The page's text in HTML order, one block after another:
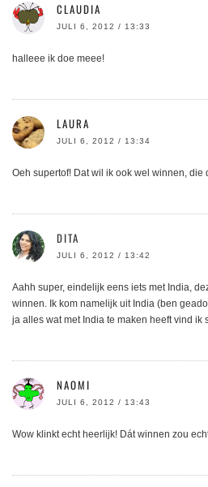
CLAUDIA
JULI 6, 2012 / 13:33
halleee ik doe meee!
LAURA
JULI 6, 2012 / 13:34
Oeh supertof! Dat wil ik ook wel winnen,
DITA
JULI 6, 2012 / 13:42
Aahh super, eindelijk eens iets met India,
winnen. Ik kom namelijk uit India (ben
ja alles wat met India te maken heeft vind ik
NAOMI
JULI 6, 2012 / 13:43
Wow klinkt echt heerlijk! Dát winnen zou